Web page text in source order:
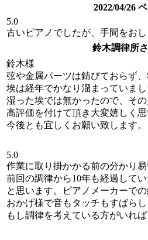
2022/04/26
5.0
古いピアノでしたが、手間をお
鈴木調律所
鈴木様
弦や金属パーツは錆びておらず、
埃は経年でかなり溜まっていまし
湿った埃では無かったので、そ
高評価を付けて頂き大変嬉しく思
今後とも宜しくお願い致します。
5.0
作業に取り掛かかる前の分かり
前回の調律から10年も経過して
と思います。ピアノメーカーで
おかげ様で音もタッチもすばら
もし調律を考えている方がいれ